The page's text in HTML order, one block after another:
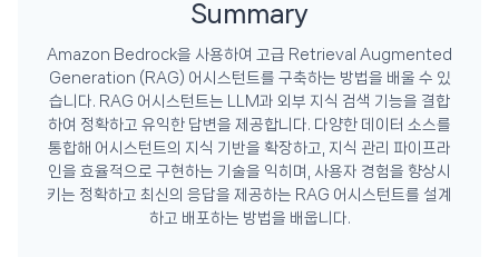
Summary
Amazon Bedrock을 사용하여 고급 Retrieval Augmented
Generation (RAG) 어시스턴트를 구축하는 방법을 배울 수 있
습니다. RAG 어시스턴트는 LLM과 외부 지식 검색 기능을 결합
하여 정확하고 유익한 답변을 제공합니다. 다양한 데이터 소스를
통합해 어시스턴트의 지식 기반을 확장하고, 지식 관리 파이프라
인을 효율적으로 구현하는 기술을 익히며, 사용자 경험을 향상시
키는 정확하고 최신의 응답을 제공하는 RAG 어시스턴트를 설계
하고 배포하는 방법을 배웁니다.